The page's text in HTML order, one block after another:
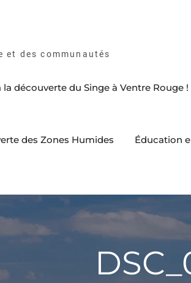
et des communautés
la découverte du Singe à Ventre Rouge !
des Zones Humides Éducation